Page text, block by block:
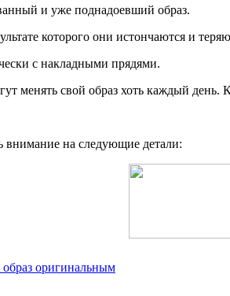
и уже поднадоевший образ.
которого они истончаются и
с накладными прядями.
свой образ хоть каждый день.
на следующие детали:
оригинальным